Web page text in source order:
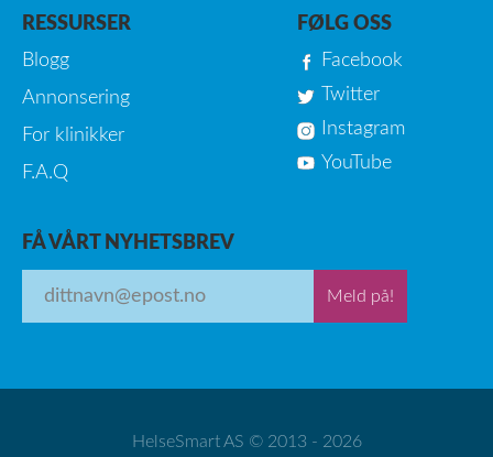
RESSURSER
Blogg
Annonsering
For klinikker
F.A.Q
FØLG OSS
Facebook
Twitter
Instagram
YouTube
FÅ VÅRT NYHETSBREV
Meld på!
HelseSmart AS © 2013 - 2026